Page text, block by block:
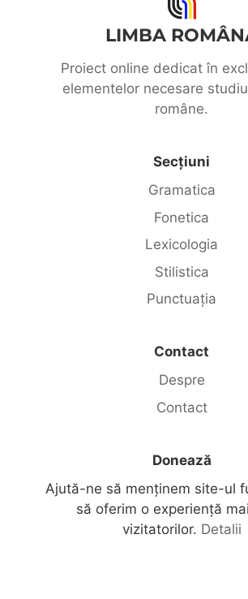
LIMBA
Proiect online dedicat în
elementelor necesare
române.
Secțiuni
Gramatica
Fonetica
Lexicologia
Stilistica
Punctuația
Contact
Despre
Contact
Donează
Ajută-ne să menținem site-ul
să oferim o experiență
vizitatorilor. Detalii